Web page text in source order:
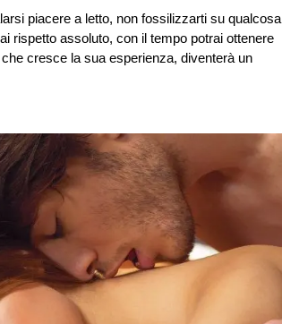
piacere a letto, non fossilizzarti su qualcosa
rispetto assoluto, con il tempo potrai ottenere
cresce la sua esperienza, diventerà un